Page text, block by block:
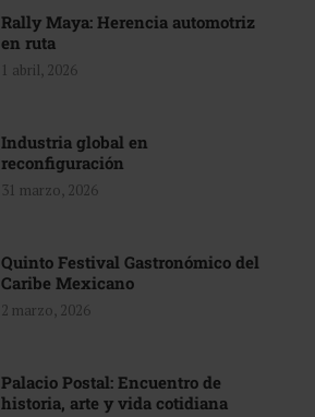
Rally Maya: Herencia automotriz
en ruta
1 abril, 2026
Industria global en
reconfiguración
31 marzo, 2026
Quinto Festival Gastronómico del
Caribe Mexicano
2 marzo, 2026
Palacio Postal: Encuentro de
historia, arte y vida cotidiana